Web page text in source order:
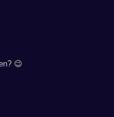
😉